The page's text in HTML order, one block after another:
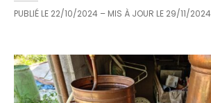
PUBLIÉ LE 22/10/2024 – MIS À JOUR LE 29/11/2024